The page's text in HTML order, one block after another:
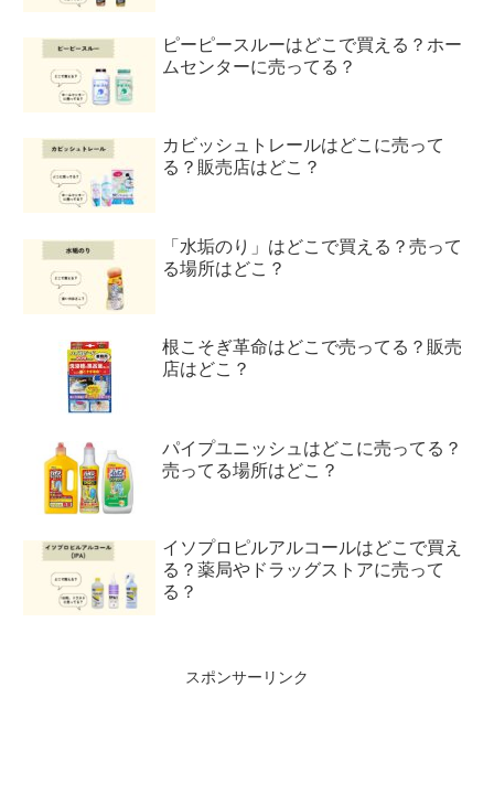
ピーピースルーはどこで買える？ホー
ムセンターに売ってる？
カビッシュトレールはどこに売って
る？販売店はどこ？
「水垢のり」はどこで買える？売って
る場所はどこ？
根こそぎ革命はどこで売ってる？販売
店はどこ？
パイプユニッシュはどこに売ってる？
売ってる場所はどこ？
イソプロピルアルコールはどこで買え
る？薬局やドラッグストアに売って
る？
スポンサーリンク